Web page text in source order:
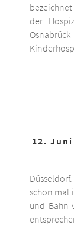
der
12.
schon mal
und Bahn